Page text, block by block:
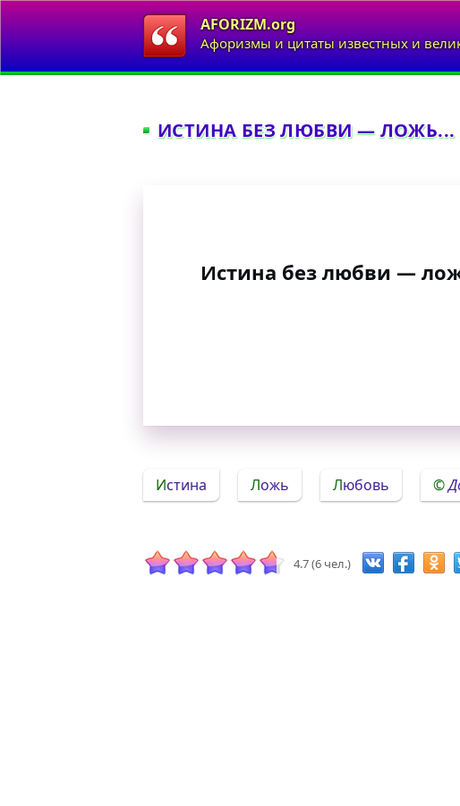
AFORIZM.org
Афоризмы и цитаты известных и
ИСТИНА БЕЗ ЛЮБВИ — ЛОЖЬ...
Истина без любви —
Истина Ложь Любовь
4.7 (6 чел.)